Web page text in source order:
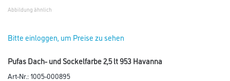
Abbildung ähnlich
Bitte einloggen, um Preise zu sehen
Pufas Dach- und Sockelfarbe 2,5 lt 953 Havanna
Art-Nr.:1005-000895